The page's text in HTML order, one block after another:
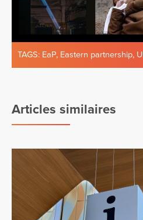
TAGS: EaP, Eastern partnership,
Articles similaires